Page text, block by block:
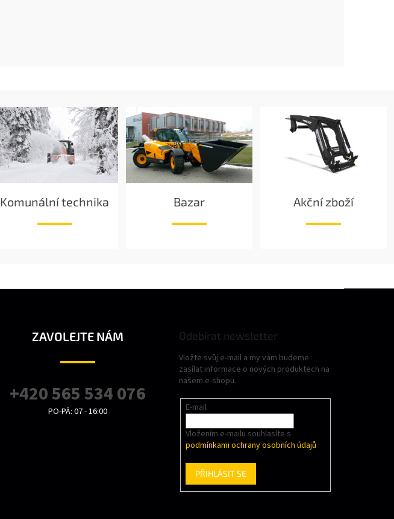
Komunální technika Bazar Akční zboží
ZAVOLEJTE NÁM
+420 565 534 076
PO-PÁ: 07 - 16:00
Odebírat newsletter
Vložte svůj e-mail a my vám budeme
zasílat informace o nových produktech na
našem e-shopu.
E-mail
Vložením e-mailu souhlasíte s
podmínkami ochrany osobních údajů
PŘIHLÁSIT SE